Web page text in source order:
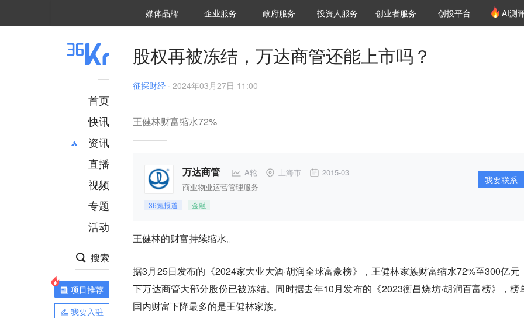
媒体品牌 36Kr研究院
企业服务 城市之窗
政府服务 VClub投资机构库
投资机构职位推介
投资人服务 创投氪堂
创业者服务 创投平台 AI测
首页
快讯
资讯
推荐
财经
项目推荐
安徽
直播
视频
专题
活动
搜索
项目推荐
我要入驻
股权再被冻结，万达商管还能上市吗？
征探财经 · 2024年03月27日 11:00
王健林财富缩水72%
万达商管 A轮 上海市 2015-03
商业物业运营管理服务
36氪报道 金融
我要联系
王健林的财富持续缩水。
据3月25日发布的《2024家大业大酒·胡润全球富豪榜》，王健林家族财富缩水72%至300亿元
下万达商管大部分股份已被冻结。同时据去年10月发布的《2023衡昌烧坊·胡润百富榜》，榜
国内财富下降最多的是王健林家族。